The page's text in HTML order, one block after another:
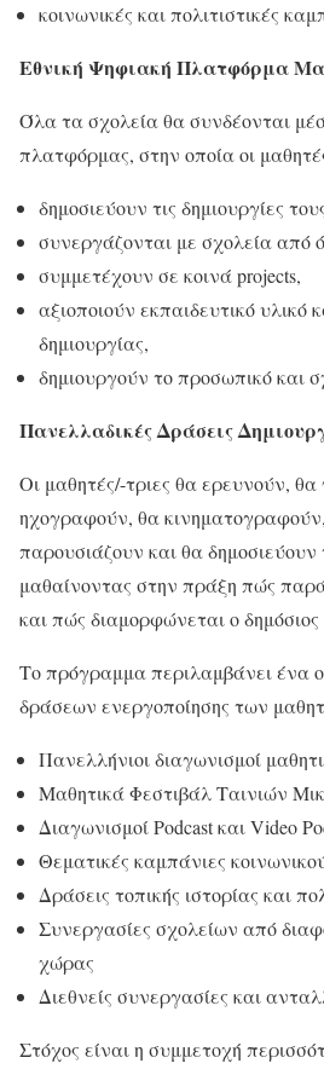
κοινωνικές και πολιτιστικές
Εθνική Ψηφιακή Πλατφόρμα
Όλα τα σχολεία θα συνδέονται
πλατφόρμας, στην οποία οι
δημοσιεύουν τις δημιουργίες
συνεργάζονται με σχολεία από
συμμετέχουν σε κοινά projects,
αξιοποιούν εκπαιδευτικό υλικό
δημιουργίας,
δημιουργούν το προσωπικό και
Πανελλαδικές Δράσεις
Οι μαθητές/-τριες θα ερευνούν,
ηχογραφούν, θα
παρουσιάζουν και θα δημοσιεύουν
μαθαίνοντας στην πράξη πώς
και πώς διαμορφώνεται ο δημόσιος
Το πρόγραμμα περιλαμβάνει ένα
δράσεων ενεργοποίησης των
Πανελλήνιοι διαγωνισμοί
Μαθητικά Φεστιβάλ Ταινιών
Διαγωνισμοί Podcast και Video
Θεματικές καμπάνιες
Δράσεις τοπικής ιστορίας και
Συνεργασίες σχολείων από
χώρας
Διεθνείς συνεργασίες και
Στόχος είναι η συμμετοχή